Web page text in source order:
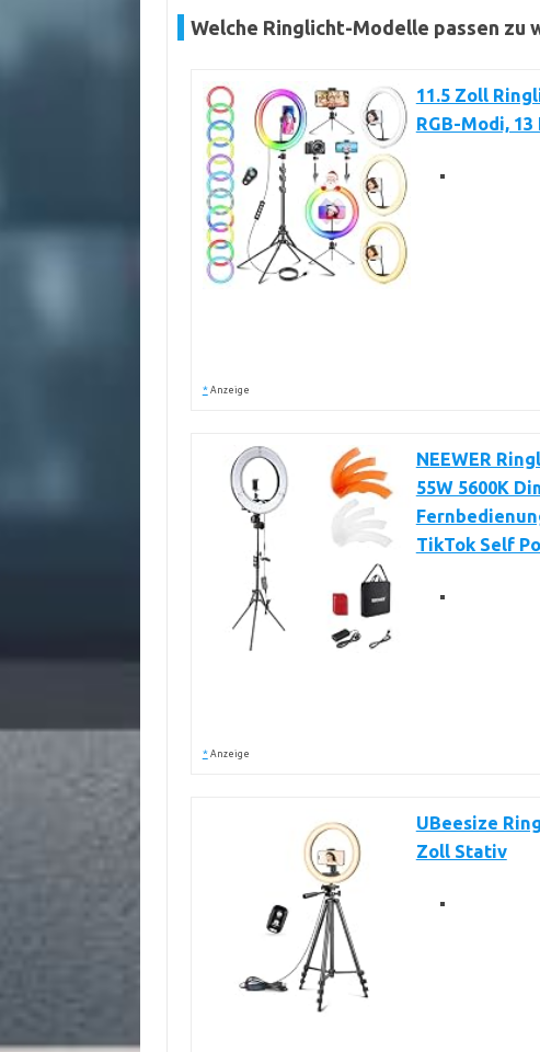
Welche Ringlicht-Modelle passen zu
11.5 Zoll
RGB-Modi,
* Anzeige
NEEWER
55W 5600K
TikTok Self
* Anzeige
UBeesize
Zoll Stativ